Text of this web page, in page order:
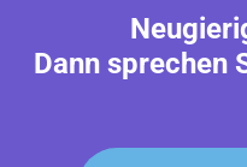
Dann sprechen